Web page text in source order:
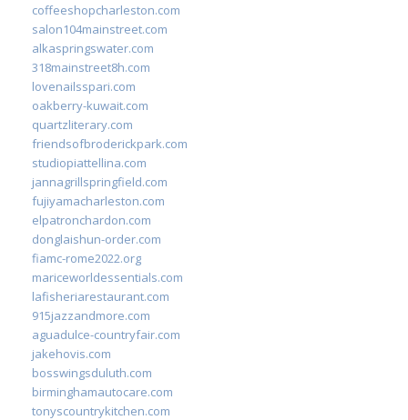
coffeeshopcharleston.com
salon104mainstreet.com
alkaspringswater.com
318mainstreet8h.com
lovenailsspari.com
oakberry-kuwait.com
quartzliterary.com
friendsofbroderickpark.com
studiopiattellina.com
jannagrillspringfield.com
fujiyamacharleston.com
elpatronchardon.com
donglaishun-order.com
fiamc-rome2022.org
mariceworldessentials.com
lafisheriarestaurant.com
915jazzandmore.com
aguadulce-countryfair.com
jakehovis.com
bosswingsduluth.com
birminghamautocare.com
tonyscountrykitchen.com